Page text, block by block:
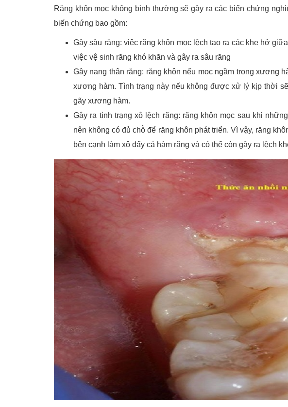
Răng khôn mọc không bình thường sẽ gây ra các biến chứng
biến chứng bao gồm:
Gây sâu răng: việc răng khôn mọc lệch tạo ra các khe hở
việc vệ sinh răng khó khăn và gây ra sâu răng
Gây nang thân răng: răng khôn nếu mọc ngầm trong xương
xương hàm. Tình trạng này nếu không được xử lý kịp thời
gãy xương hàm.
Gây ra tình trạng xô lệch răng: răng khôn mọc sau khi
nên không có đủ chỗ để răng khôn phát triển. Vì vậy, răng
bên cạnh làm xô đẩy cả hàm răng và có thể còn gây ra lệch